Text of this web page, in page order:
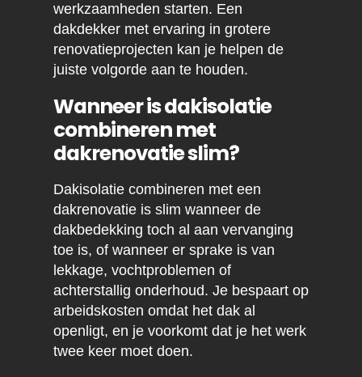
werkzaamheden starten. Een
dakdekker met ervaring in grotere
renovatieprojecten kan je helpen de
juiste volgorde aan te houden.
Wanneer is dakisolatie
combineren met
dakrenovatie slim?
Dakisolatie combineren met een
dakrenovatie is slim wanneer de
dakbedekking toch al aan vervanging
toe is, of wanneer er sprake is van
lekkage, vochtproblemen of
achterstallig onderhoud. Je bespaart op
arbeidskosten omdat het dak al
openligt, en je voorkomt dat je het werk
twee keer moet doen.